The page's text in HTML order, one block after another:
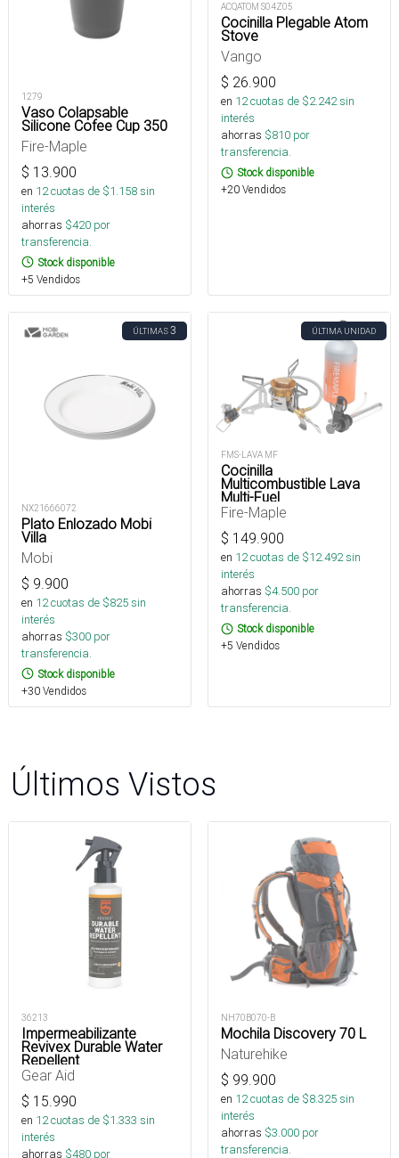
1279
Vaso Colapsable
Silicone Cofee Cup 350
Fire-Maple
$ 13.900
en 12cuotas de $1.158sin
interés
ahorras $420 por
transferencia.
Stock disponible
+5 Vendidos
ACQATOM S04Z05
Cocinilla Plegable Atom
Stove
Vango
$ 26.900
en 12cuotas de $2.242sin
interés
ahorras $810 por
transferencia.
Stock disponible
+20 Vendidos
ÚLTIMAS3
NX21666072
Plato Enlozado Mobi
Villa
Mobi
$ 9.900
en 12cuotas de $825sin
interés
ahorras $300 por
transferencia.
Stock disponible
+30 Vendidos
ÚLTIMA UNIDAD
FMS-LAVA MF
Cocinilla
Multicombustible Lava
Multi-Fuel
Fire-Maple
$ 149.900
en 12cuotas de $12.492sin
interés
ahorras $4.500 por
transferencia.
Stock disponible
+5 Vendidos
Últimos Vistos
36213
Impermeabilizante
Revivex Durable Water
Repellent
Gear Aid
$ 15.990
en 12cuotas de $1.333 sin
interés
ahorras $480 por
NH70B070-B
Mochila Discovery 70 L
Naturehike
$ 99.900
en 12cuotas de $8.325sin
interés
ahorras $3.000 por
transferencia.